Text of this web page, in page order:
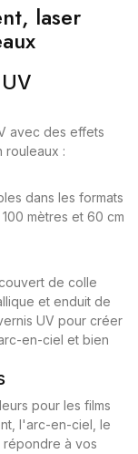
laser
avec des effets
rouleaux :
dans les formats
mètres et 60 cm
de colle
et enduit de
UV pour créer
en-ciel et bien
pour les films
l'arc-en-ciel, le
répondre à vos